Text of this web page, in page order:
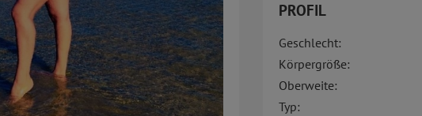
PROFIL
Geschlecht:
Körpergröße:
Oberweite:
Typ: